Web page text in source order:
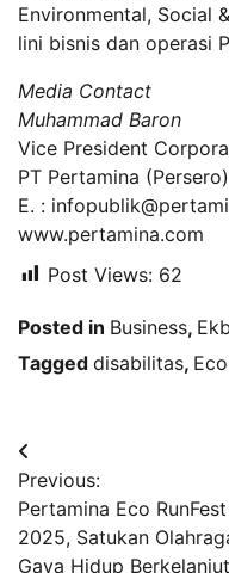
Environmental, Social
lini bisnis dan operasi
Media Contact
Muhammad Baron
Vice President
PT Pertamina (Persero)
E. :
www.pertamina.com
Post Views: 62
Posted in Business,
Tagged disabilitas, Eco
Navigasi
pos
Previous:
Pertamina Eco RunFest
2025, Satukan
Gaya Hidup